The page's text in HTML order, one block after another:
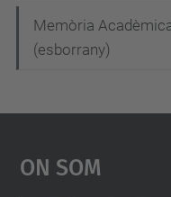
Memòria
(esborrany)
On Som